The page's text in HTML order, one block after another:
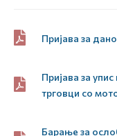
Бизнис заедница
Е-Царина
Пријава за
Пријава за
трговци со
Барање за